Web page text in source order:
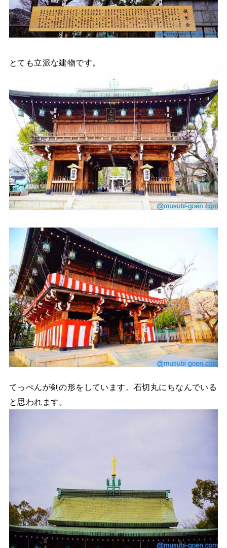
とても立派な建物です。
てっぺんが剣の形をしています。石切丸にちなんでいる
と思われます。